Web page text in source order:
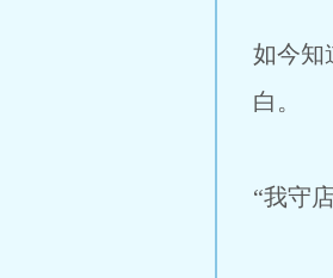
如今知
白。
“我守